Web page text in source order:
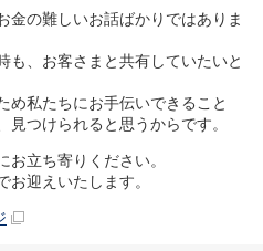
金の難しいお話ばかりではありま
も、お客さまと共有していたいと
め私たちにお手伝いできること
つけられると思うからです。
立ち寄りください。
迎えいたします。